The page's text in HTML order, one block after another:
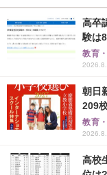
高卒
験は
教育
朝日
209
教育
高校